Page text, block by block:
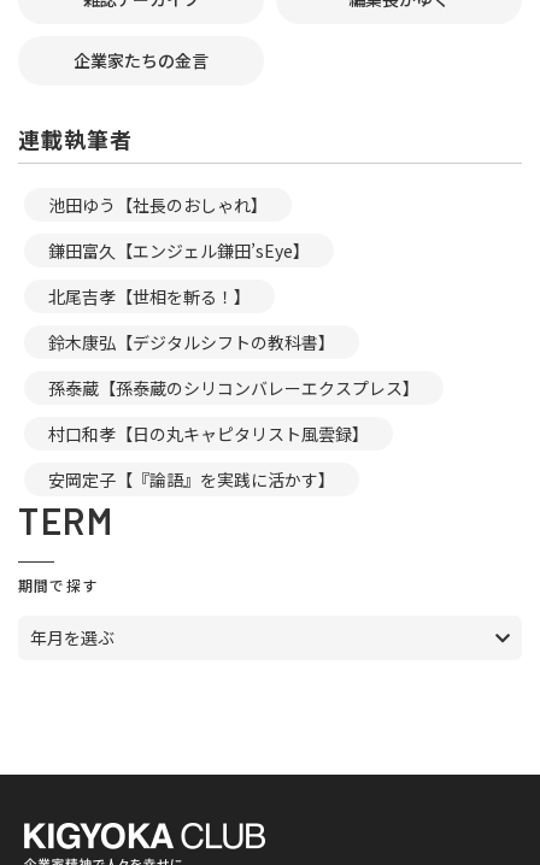
企業家たちの金言
連載執筆者
池田ゆう【社長のおしゃれ】
鎌田富久【エンジェル鎌田’sEye】
北尾吉孝【世相を斬る！】
鈴木康弘【デジタルシフトの教科書】
孫泰蔵【孫泰蔵のシリコンバレーエクスプレス】
村口和孝【日の丸キャピタリスト風雲録】
安岡定子【『論語』を実践に活かす】
TERM
期間で探す
年月を選ぶ